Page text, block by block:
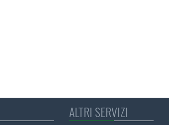
ALTRI SERVIZI